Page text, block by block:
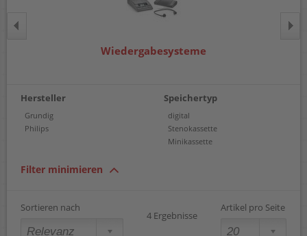
Wiedergabesysteme
Hersteller
Grundig
Philips
Speichertyp
digital
Stenokassette
Minikassette
Filter minimieren
Sortieren nach
4 Ergebnisse
Artikel pro Seite